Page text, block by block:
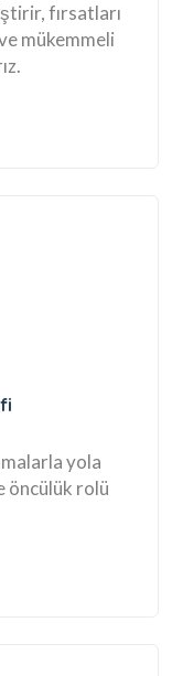
fırsatları
mükemmeli
yola
öncülük rolü